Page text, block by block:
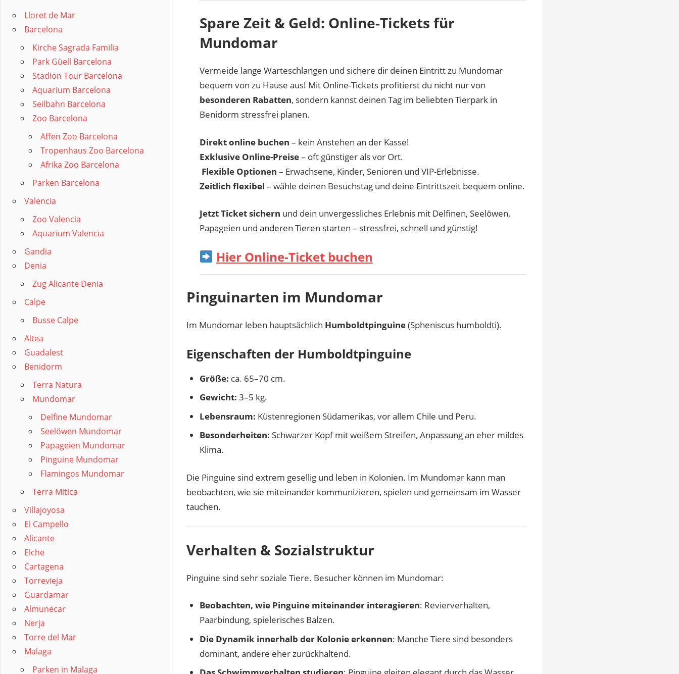
Spare Zeit & Geld: Online-Tickets für
Mundomar
Vermeide lange Warteschlangen und sichere dir deinen Eintritt zu Mundomar
bequem von zu Hause aus! Mit Online-Tickets profitierst du nicht nur von
besonderen Rabatten, sondern kannst deinen Tag im beliebten Tierpark in
Benidorm stressfrei planen.
Direkt online buchen – kein Anstehen an der Kasse!
Exklusive Online-Preise– oft günstiger als vor Ort.
Flexible Optionen – Erwachsene, Kinder, Senioren und VIP-Erlebnisse.
Zeitlich flexibel – wähle deinen Besuchstag und deine Eintrittszeit bequem online.
Jetzt Ticket sichern und dein unvergessliches Erlebnis mit Delfinen, Seelöwen,
Papageien und anderen Tieren starten – stressfrei, schnell und günstig!
Hier Online-Ticket buchen
Pinguinarten im Mundomar
Im Mundomar leben hauptsächlich Humboldtpinguine(Spheniscus humboldti).
Eigenschaften der Humboldtpinguine
Größe: ca. 65–70 cm.
Gewicht: 3–5 kg.
Lebensraum: Küstenregionen Südamerikas, vor allem Chile und Peru.
Besonderheiten: Schwarzer Kopf mit weißem Streifen, Anpassung an eher mildes
Klima.
Die Pinguine sind extrem gesellig und leben in Kolonien. Im Mundomar kann man
beobachten, wie sie miteinander kommunizieren, spielen und gemeinsam im Wasser
tauchen.
Verhalten & Sozialstruktur
Pinguine sind sehr soziale Tiere. Besucher können im Mundomar:
Beobachten, wie Pinguine miteinander interagieren: Revierverhalten,
Paarbindung, spielerisches Balzen.
Die Dynamik innerhalb der Kolonie erkennen: Manche Tiere sind besonders
dominant, andere eher zurückhaltend.
Lloret de Mar
Barcelona
Kirche Sagrada Familia
Park Güell Barcelona
Stadion Tour Barcelona
Aquarium Barcelona
Seilbahn Barcelona
Zoo Barcelona
Affen Zoo Barcelona
Tropenhaus Zoo Barcelona
Afrika Zoo Barcelona
Parken Barcelona
Valencia
Zoo Valencia
Aquarium Valencia
Gandia
Denia
Zug Alicante Denia
Calpe
Busse Calpe
Altea
Guadalest
Benidorm
Terra Natura
Mundomar
Delfine Mundomar
Seelöwen Mundomar
Papageien Mundomar
Pinguine Mundomar
Flamingos Mundomar
Terra Mitica
Villajoyosa
El Campello
Alicante
Elche
Cartagena
Torrevieja
Guardamar
Almunecar
Nerja
Torre del Mar
Malaga
Parken in Malaga